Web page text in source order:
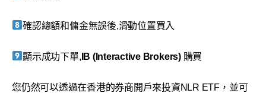
確認總額和傭金無誤後,滑動位置買入
顯示成功下單, IB (Interactive Brokers) 購買
您仍然可以透過在香港的券商開戶來投資NLR ETF，並可